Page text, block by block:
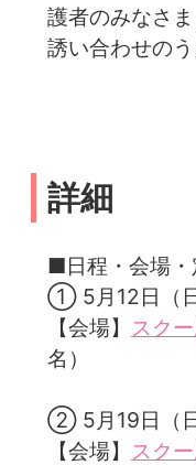
護者のみなさ
誘い合わせの
詳細
■日程・会場・
① 5月12日（
【会場】 スク
名）
② 5月19日（
【会場】 スク